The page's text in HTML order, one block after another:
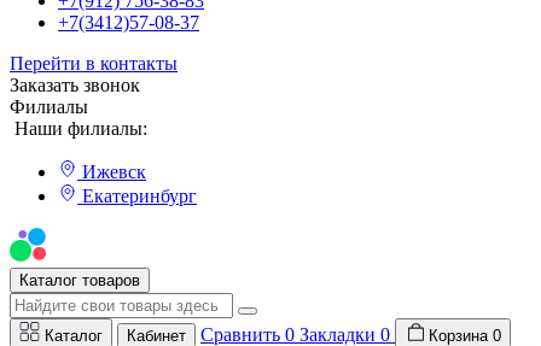
+7(3412)57-08-37
Перейти в контакты
Заказать звонок
Филиалы
Наши филиалы:
Ижевск
Екатеринбург
Каталог товаров
Каталог Кабинет Сравнить 0 Закладки 0 Корзина 0